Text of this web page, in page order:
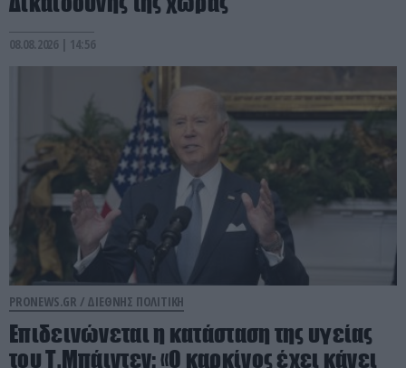
08.08.2026 | 14:56
PRONEWS.GR / ΔΙΕΘΝΗΣ ΠΟΛΙΤΙΚΗ
Επιδεινώνεται η κατάσταση της υγείας
του Τ.Μπάιντεν: «Ο καρκίνος έχει κάνει